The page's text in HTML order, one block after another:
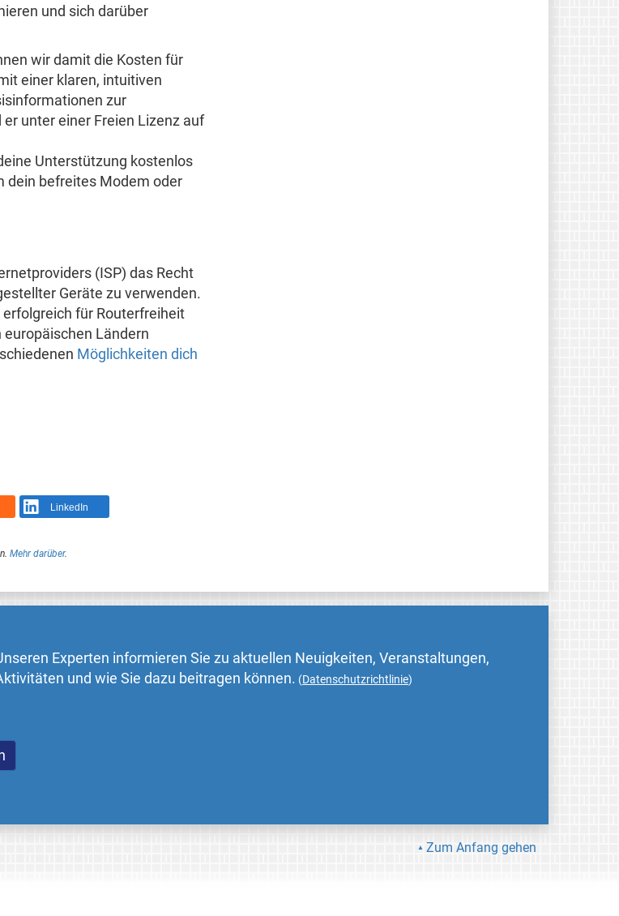
und sich darüber
wir damit die Kosten für
einer klaren, intuitiven
zur
unter einer Freien Lizenz auf
Unterstützung kostenlos
dein befreites Modem oder
(ISP) das Recht
Geräte zu verwenden.
für Routerfreiheit
Ländern
Möglichkeiten dich
LinkedIn
Mehr darüber.
Experten informieren Sie zu aktuellen Neuigkeiten, Veranstaltungen,
und wie Sie dazu beitragen können. (Datenschutzrichtlinie)
Zum Anfang gehen